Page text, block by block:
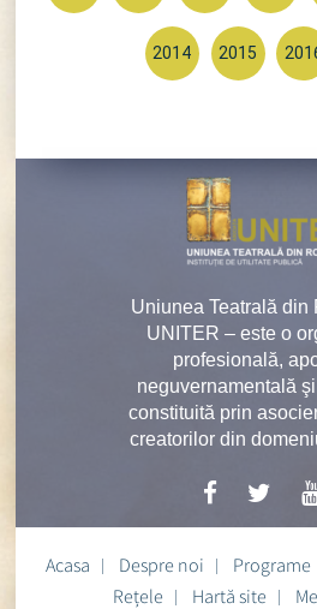
2014 2015
Uniunea Teatrală din
UNITER – este o
profesională,
neguvernamentală
constituită prin
creatorilor din
Acasa Despre noi Programe
Rețele
Hartă site